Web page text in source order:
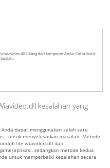
wiavideo.dll hilang dari komputer Anda. Coba instal
kesalahan yang
dapat menggunakan salah satu
- untuk menyelesaikan masalah. Metode
file wiavideo.dll dan
aplikasi, sedangkan metode kedua
untuk memperbaiki kesalahan secara